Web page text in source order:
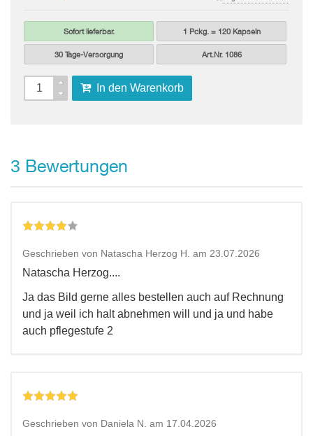
Sofort lieferbar. 1 Pckg. = 120 Kapseln
30 Tage-Versorgung Art.Nr. 1086
In den Warenkorb
3 Bewertungen
Geschrieben von Natascha Herzog H. am 23.07.2026
Natascha Herzog....
Ja das Bild gerne alles bestellen auch auf Rechnung
und ja weil ich halt abnehmen will und ja und habe
auch pflegestufe 2
Geschrieben von Daniela N. am 17.04.2026